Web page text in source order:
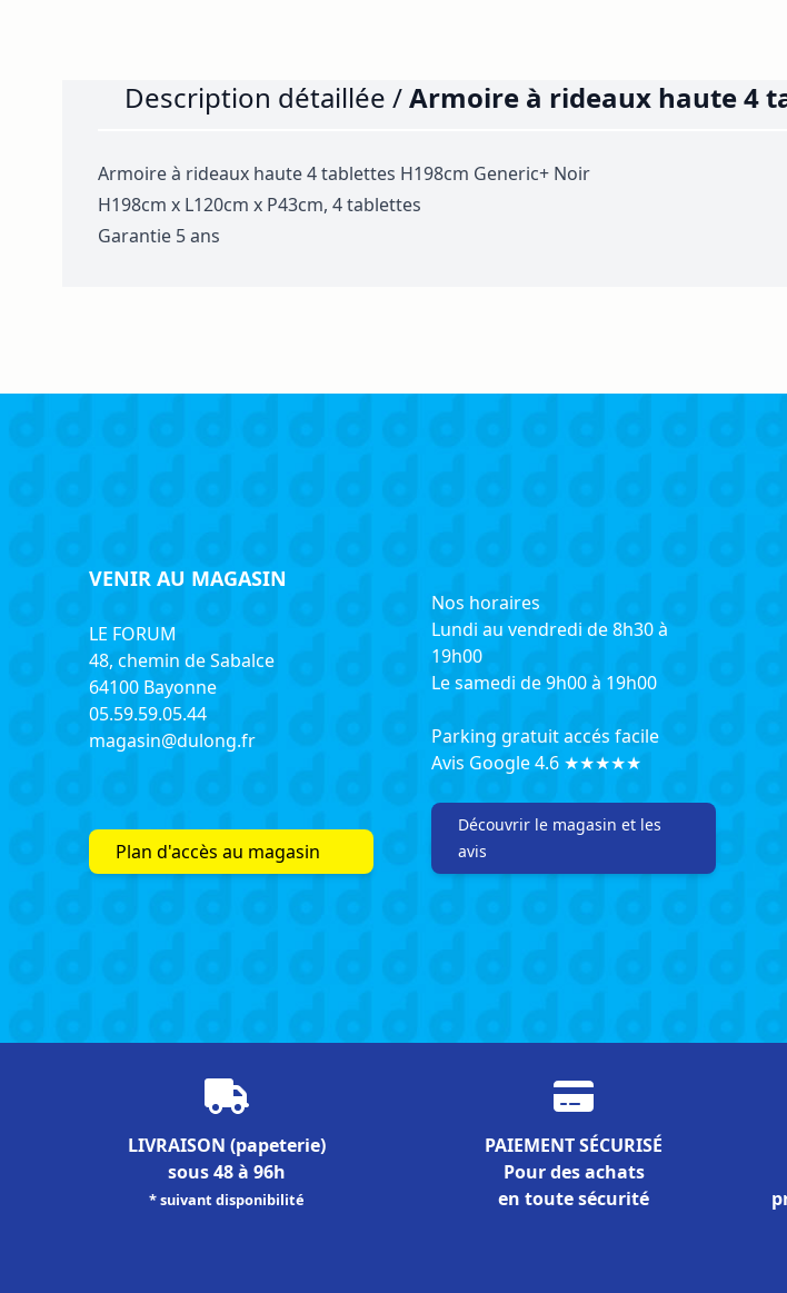
Description détaillée /Armoire à rideaux haute 4
Armoire à rideaux haute 4 tablettes H198cm Generic+ Noir
H198cm x L120cm x P43cm, 4 tablettes
Garantie 5 ans
VENIR AU MAGASIN
LE FORUM
48, chemin de Sabalce
64100 Bayonne
05.59.59.05.44
magasin@dulong.fr
Plan d'accès au magasin
Nos horaires
Lundi au vendredi de 8h30 à
19h00
Le samedi de 9h00 à 19h00
Parking gratuit accés facile
Avis Google 4.6 ★★★★★
Découvrir le magasin et les
avis
LIVRAISON (papeterie)
sous 48 à 96h
* suivant disponibilité
PAIEMENT SÉCURISÉ
Pour des achats
en toute sécurité